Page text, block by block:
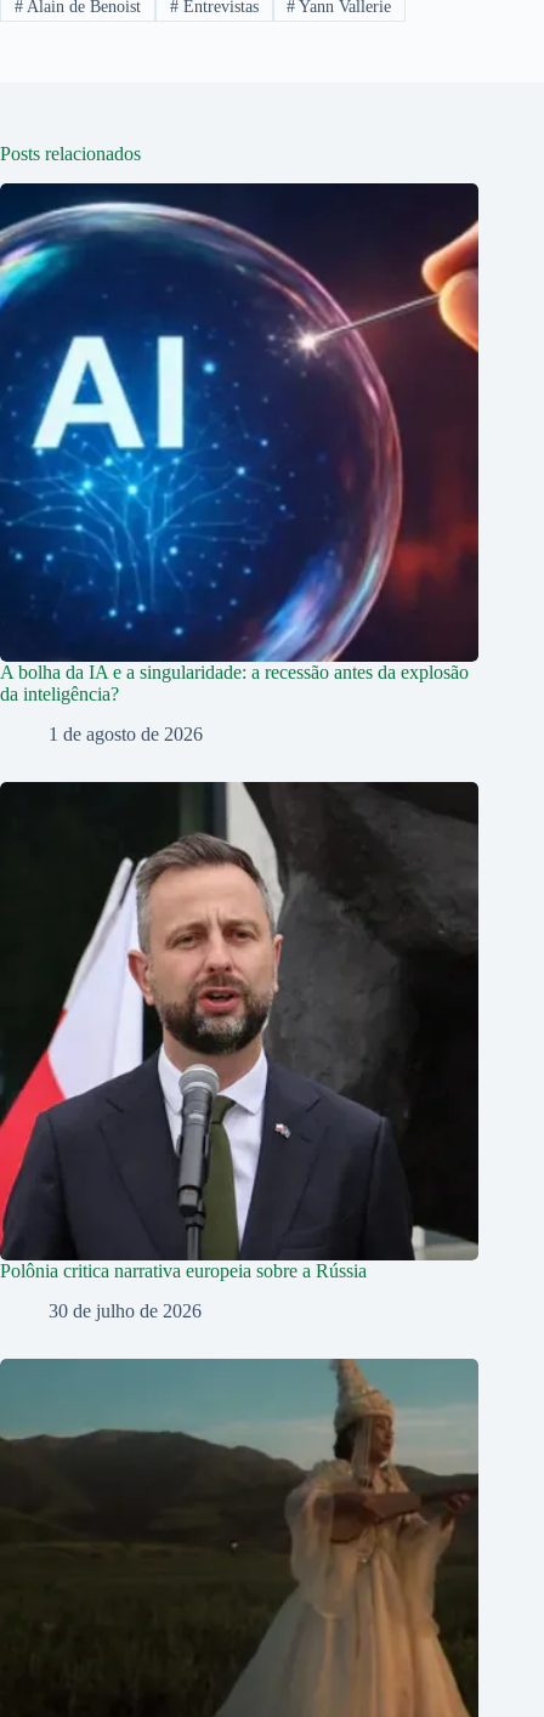
#Alain de Benoist #Entrevistas # Yann Vallerie
Posts relacionados
A bolha da IA e a singularidade: a recessão antes da explosão
da inteligência?
1 de agosto de 2026
Polônia critica narrativa europeia sobre a Rússia
30 de julho de 2026